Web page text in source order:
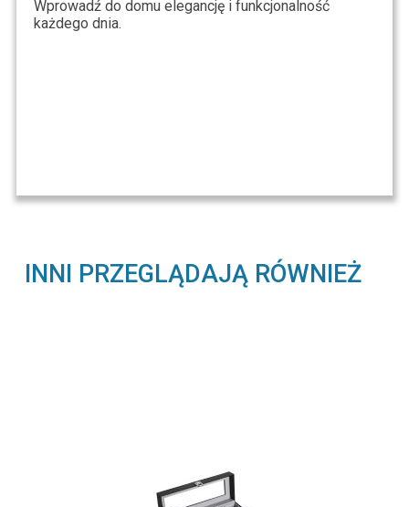
Wprowadź do domu elegancję i funkcjonalność
każdego dnia.
INNI PRZEGLĄDAJĄ RÓWNIEŻ